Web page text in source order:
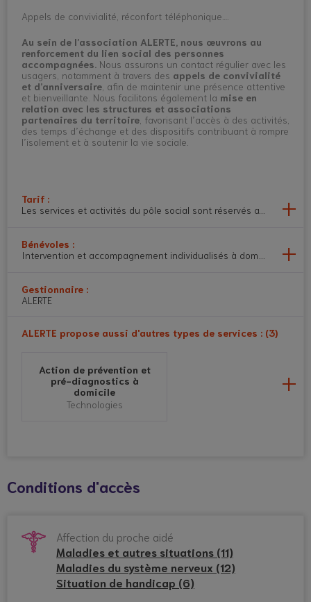
Appels de convivialité, réconfort téléphonique….
Au sein de l’association ALERTE, nous œuvrons au
renforcement du lien social des personnes
accompagnées. Nous assurons un contact régulier avec les
usagers, notamment à travers des appels de convivialité
et d’anniversaire , afin de maintenir une présence attentive
et bienveillante. Nous facilitons également la mise en
relation avec les structures et associations
partenaires du territoire , favorisant l’accès à des activités,
des temps d’échange et des dispositifs contribuant à rompre
l’isolement et à soutenir la vie sociale.
Tarif :
Les services et activités du pôle social sont réservés aux
Bénévoles :
Intervention et accompagnement individualisés à domicile
Gestionnaire :
ALERTE
ALERTE propose aussi d'autres types de services : (3)
Action de prévention et
pré-diagnostics à
domicile
Technologies
Téléassistance
bienveillante
Technologies
Conditions d'accès
Affection du proche aidé
Maladies et autres situations (11)
Maladies du système nerveux (12)
Situation de handicap (6)